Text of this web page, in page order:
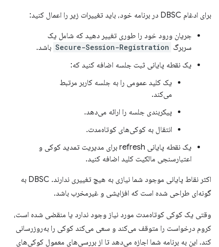
برای ادغام DBSC در برنامه خود، باید تغییرات زیر را اعمال کنید:
جریان ورود خود را طوری تغییر دهید که شامل یک
سربرگ Secure-Session-Registration باشد.
یک نقطه پایانی ثبت جلسه اضافه کنید که:
یک کلید عمومی را به جلسه کاربر مرتبط
می‌کند.
پیکربندی جلسه را ارائه می‌دهد.
انتقال به کوکی‌های کوتاه‌مدت.
یک نقطه پایانی refresh برای مدیریت تمدید کوکی و
اعتبارسنجی مالکیت کلید اضافه کنید.
اکثر نقاط پایانی موجود شما نیازی به هیچ تغییری ندارند. DBSC به
گونه‌ای طراحی شده است که افزایشی و غیرمخرب باشد.
وقتی یک کوکی کوتاه‌مدت مورد نیاز وجود ندارد یا منقضی شده است،
کروم درخواست را متوقف می‌کند و سعی می‌کند کوکی را به‌روزرسانی
کند. این به برنامه شما اجازه می‌دهد تا از بررسی‌های معمول کوکی‌های